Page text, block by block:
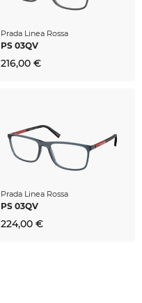
Prada Linea Rossa
PS 03QV
216,00 €
Prada Linea Rossa
PS 03QV
224,00 €